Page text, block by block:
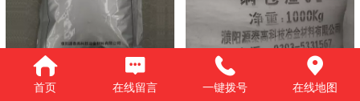
二元渣小袋 钢包渣1号吨包袋
首页 在线留言 一键拨号 在线地图